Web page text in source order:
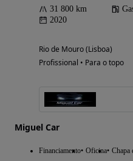
31 800 km
2020
Rio de Mouro (Lisboa)
Profissional • Para o topo
Miguel Car
Financiamento Oficina Chapa